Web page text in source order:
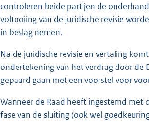
controleren beide partijen de
voltooiing van de juridische revisie
in beslag nemen.
Na de juridische revisie en vertaling
ondertekening van het verdrag door de
gepaard gaan met een voorstel voor
Wanneer de Raad heeft ingestemd met
fase van de sluiting (ook wel